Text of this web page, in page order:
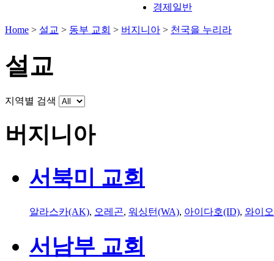
경제일반
Home > 설교 > 동부 교회 > 버지니아 > 천국을 누리라
설교
지역별 검색
버지니아
서북미 교회
알라스카(AK), 오레곤, 워싱턴(WA), 아이다호(ID), 와이
서남부 교회